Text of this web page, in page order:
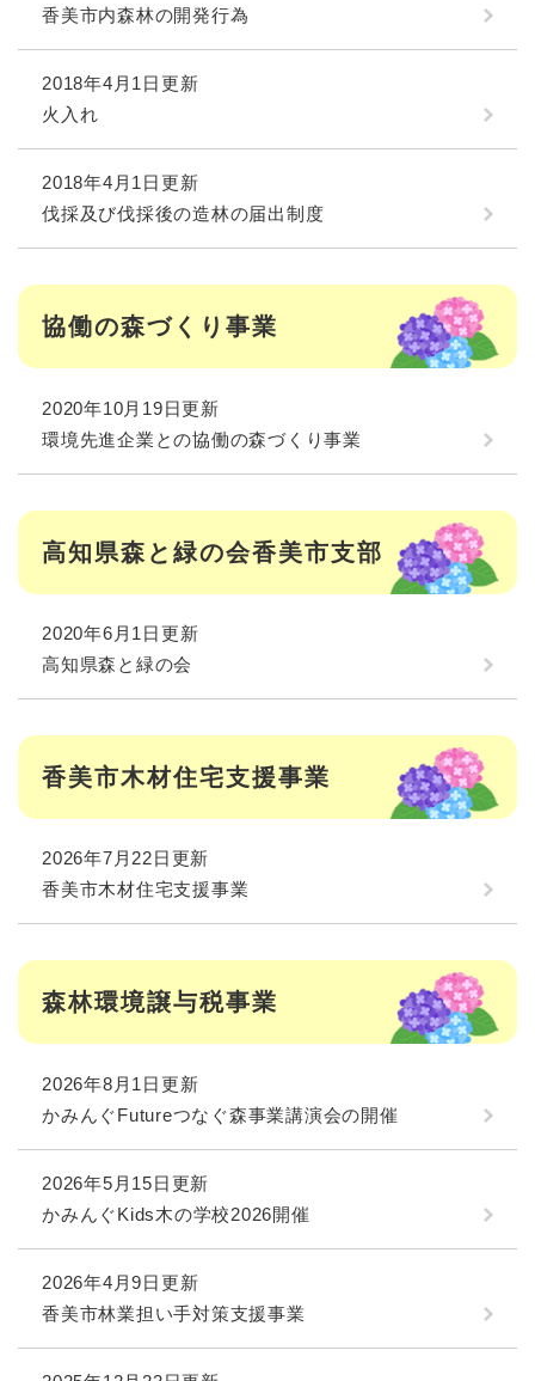
香美市内森林の開発行為
2018年4月1日更新
火入れ
2018年4月1日更新
伐採及び伐採後の造林の届出制度
協働の森づくり事業
2020年10月19日更新
環境先進企業との協働の森づくり事業
高知県森と緑の会香美市支部
2020年6月1日更新
高知県森と緑の会
香美市木材住宅支援事業
2026年7月22日更新
香美市木材住宅支援事業
森林環境譲与税事業
2026年8月1日更新
かみんぐFutureつなぐ森事業講演会の開催
2026年5月15日更新
かみんぐKids木の学校2026開催
2026年4月9日更新
香美市林業担い手対策支援事業